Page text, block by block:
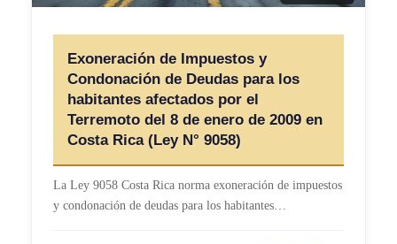
Exoneración de Impuestos y
Condonación de Deudas para los
habitantes afectados por el
Terremoto del 8 de enero de 2009 en
Costa Rica (Ley N° 9058)
La Ley 9058 Costa Rica norma exoneración de impuestos
y condonación de deudas para los habitantes…